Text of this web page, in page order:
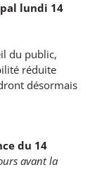
lundi 14
du public,
réduite
désormais
du 14
avant la